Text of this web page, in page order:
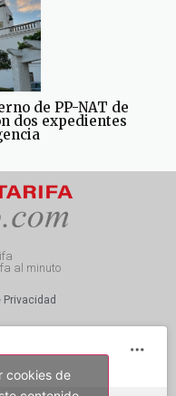
de PP-NAT de
dos expedientes
al minuto
Privacidad
cookies de